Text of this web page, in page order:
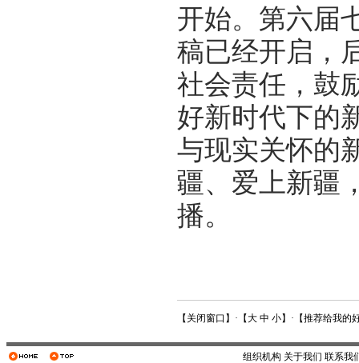
开始。第六届
稿已经开启，
社会责任，鼓
好新时代下的
与现实关怀的
疆、爱上新疆
播。
【 关闭窗口 】·【大 中 小】·【推荐给我的
组织机构 关于我们 联系我